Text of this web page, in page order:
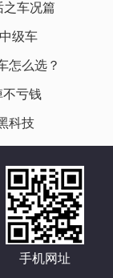
之车况篇
级车
怎么选？
不亏钱
科技
手机网址